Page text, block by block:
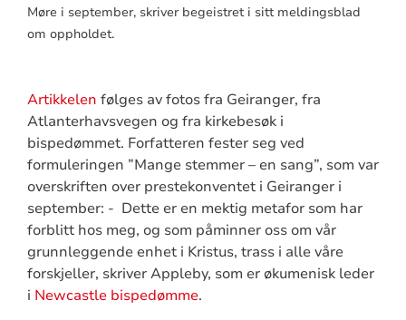
Møre i september, skriver begeistret i sitt meldingsblad
om oppholdet.
Artikkelen følges av fotos fra Geiranger, fra
Atlanterhavsvegen og fra kirkebesøk i
bispedømmet. Forfatteren fester seg ved
formuleringen ”Mange stemmer – en sang”, som var
overskriften over prestekonventet i Geiranger i
september: - Dette er en mektig metafor som har
forblitt hos meg, og som påminner oss om vår
grunnleggende enhet i Kristus, trass i alle våre
forskjeller, skriver Appleby, som er økumenisk leder
i Newcastle bispedømme.